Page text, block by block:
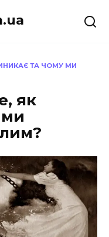
ТА ЧОМУ МИ
як